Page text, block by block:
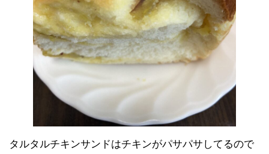
タルタルチキンサンドはチキンがパサパサしてるので